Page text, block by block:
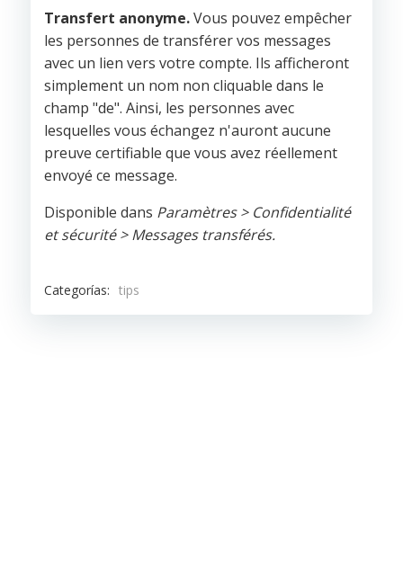
Transfert anonyme.Vous pouvez empêcher
les personnes de transférer vos messages
avec un lien vers votre compte. Ils afficheront
simplement un nom non cliquable dans le
champ "de". Ainsi, les personnes avec
lesquelles vous échangez n'auront aucune
preuve certifiable que vous avez réellement
envoyé ce message.
Disponible dans Paramètres > Confidentialité
et sécurité > Messages transférés.
Categorías: tips